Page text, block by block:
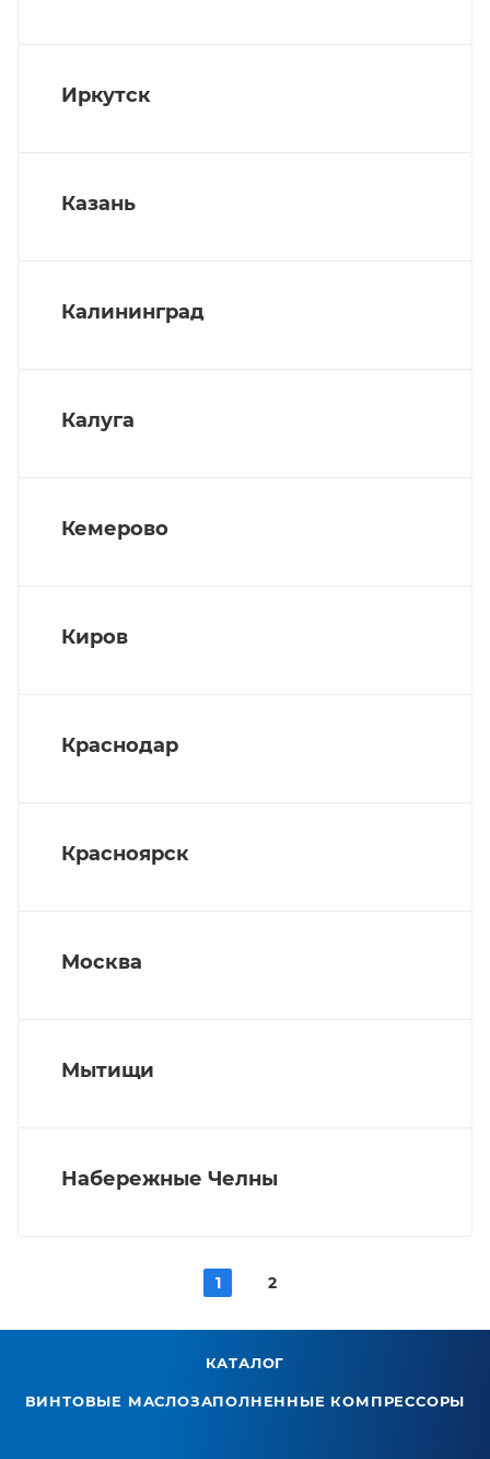
Иркутск
Казань
Калининград
Калуга
Кемерово
Киров
Краснодар
Красноярск
Москва
Мытищи
Набережные Челны
1 2
КАТАЛОГ
ВИНТОВЫЕ МАСЛОЗАПОЛНЕННЫЕ КОМПРЕССОРЫ